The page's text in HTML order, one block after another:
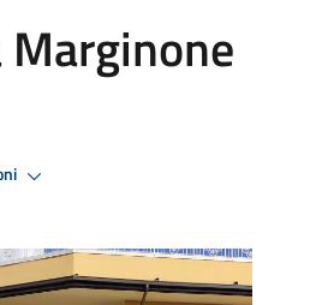
Marginone